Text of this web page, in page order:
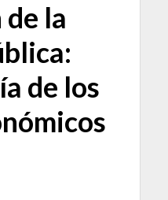
la
de los